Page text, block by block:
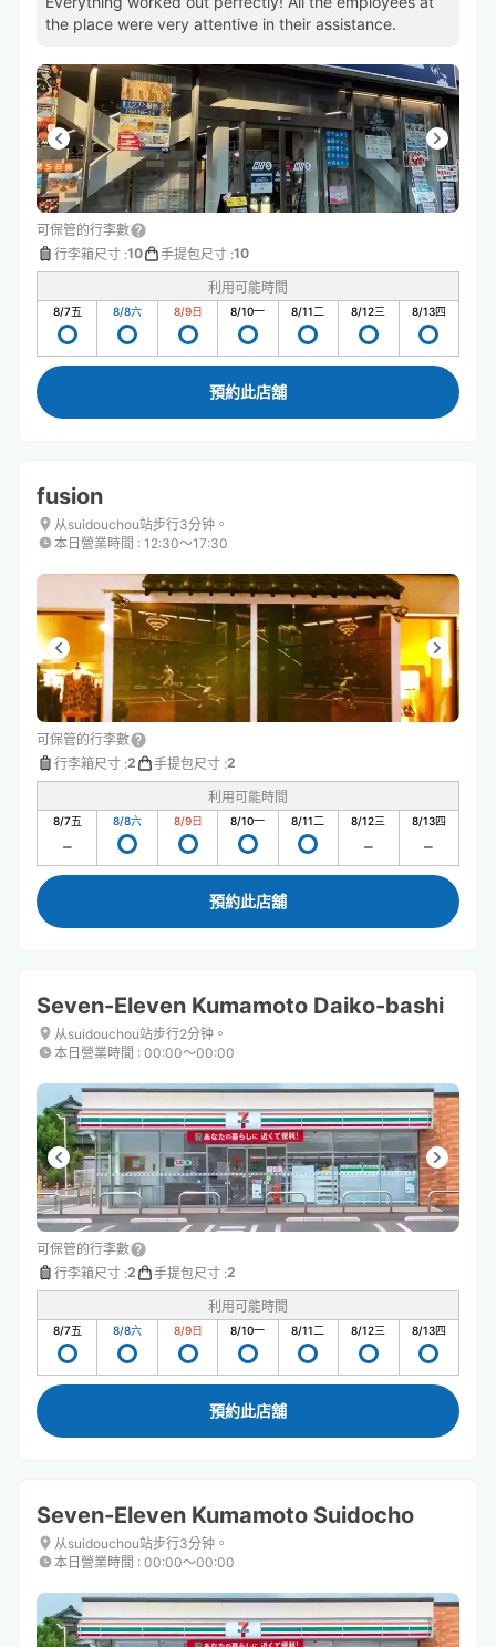
the place were very attentive in their assistance.
可保管的行李數
行李箱尺寸 :10 手提包尺寸 :10
利用可能時間
8/7五 8/8六 8/9日 8/10一 8/11二 8/12三 8/13四
預約此店舖
fusion
从suidouchou站步行3分钟。
本日營業時間 : 12:30〜17:30
可保管的行李數
行李箱尺寸 :2 手提包尺寸 :2
利用可能時間
8/7五 8/8六 8/9日 8/10一 8/11二 8/12三 8/13四
預約此店舖
Seven-Eleven Kumamoto Daiko-bashi
从suidouchou站步行2分钟。
本日營業時間 : 00:00〜00:00
可保管的行李數
行李箱尺寸 :2 手提包尺寸 :2
利用可能時間
8/7五 8/8六 8/9日 8/10一 8/11二 8/12三 8/13四
預約此店舖
Seven-Eleven Kumamoto Suidocho
从suidouchou站步行3分钟。
本日營業時間 : 00:00〜00:00